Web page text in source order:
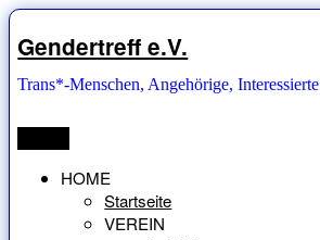
Zum
Inhalt
springen
Gendertreff e.V.
Trans*-Menschen, Angehörige, Interessierte
HOME
Startseite
VEREIN